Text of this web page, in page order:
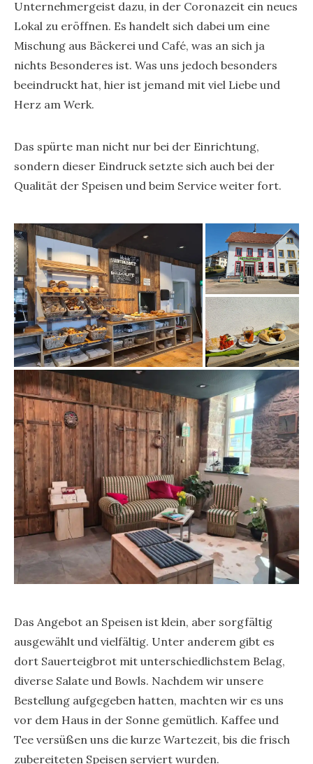
Unternehmergeist dazu, in der Coronazeit ein neues
Lokal zu eröffnen. Es handelt sich dabei um eine
Mischung aus Bäckerei und Café, was an sich ja
nichts Besonderes ist. Was uns jedoch besonders
beeindruckt hat, hier ist jemand mit viel Liebe und
Herz am Werk.
Das spürte man nicht nur bei der Einrichtung,
sondern dieser Eindruck setzte sich auch bei der
Qualität der Speisen und beim Service weiter fort.
Das Angebot an Speisen ist klein, aber sorgfältig
ausgewählt und vielfältig. Unter anderem gibt es
dort Sauerteigbrot mit unterschiedlichstem Belag,
diverse Salate und Bowls. Nachdem wir unsere
Bestellung aufgegeben hatten, machten wir es uns
vor dem Haus in der Sonne gemütlich. Kaffee und
Tee versüßen uns die kurze Wartezeit, bis die frisch
zubereiteten Speisen serviert wurden.